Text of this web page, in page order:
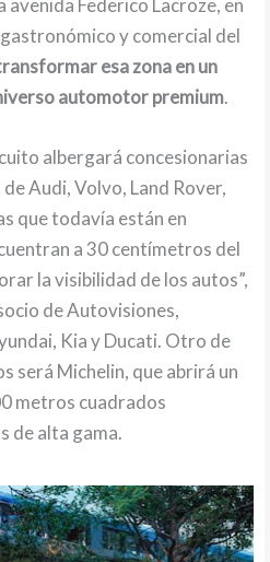
avenida Federico Lacroze, en
y comercial del
esa zona en un
automotor premium.
albergará concesionarias
Audi, Volvo, Land Rover,
que todavía están en
a 30 centímetros del
la visibilidad de los autos”,
de Autovisiones,
Kia y Ducati. Otro de
será Michelin, que abrirá un
metros cuadrados
de alta gama.